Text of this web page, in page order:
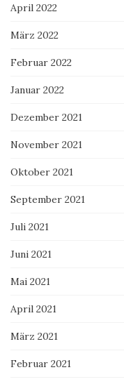
April 2022
März 2022
Februar 2022
Januar 2022
Dezember 2021
November 2021
Oktober 2021
September 2021
Juli 2021
Juni 2021
Mai 2021
April 2021
März 2021
Februar 2021